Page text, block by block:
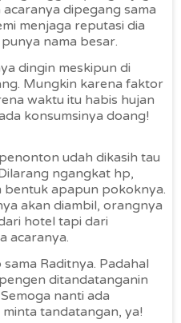
dipegang sama
menjaga reputasi dia
nama besar.
dingin meskipun di
Mungkin karena faktor
waktu itu habis hujan
konsumsinya doang!
udah dikasih tau
ngangkat hp,
bentuk apapun pokoknya.
akan diambil, orangnya
hotel tapi dari
acaranya.
Raditnya. Padahal
ditandatanganin
nanti ada
tandatangan, ya!